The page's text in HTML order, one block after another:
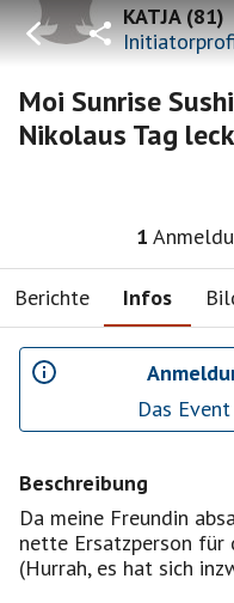
KATJA(81)
Moi Sunrise
Nikolaus Tag
1
Berichte Infos
Das
Beschreibung
Da meine Freundin
nette Ersatzperson für
(Hurrah, es hat sich